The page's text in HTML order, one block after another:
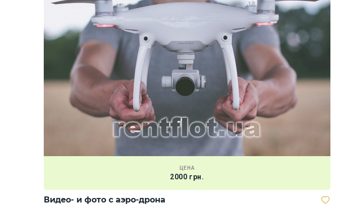
ЦЕНА
2000 грн.
Видео- и фото с аэро-дрона